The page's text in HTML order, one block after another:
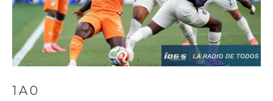
1 A 0